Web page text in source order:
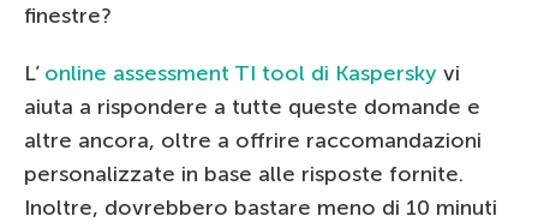
finestre?
L’ online assessment TI tool di Kaspersky vi
aiuta a rispondere a tutte queste domande e
altre ancora, oltre a offrire raccomandazioni
personalizzate in base alle risposte fornite.
Inoltre, dovrebbero bastare meno di 10 minuti